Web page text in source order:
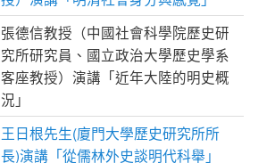
張德信教授（中國社會科學院歷史研
究所研究員、國立政治大學歷史學系
客座教授）演講「近年大陸的明史概
況」
王日根先生(廈門大學歷史研究所所
長)演講「從儒林外史談明代科舉」